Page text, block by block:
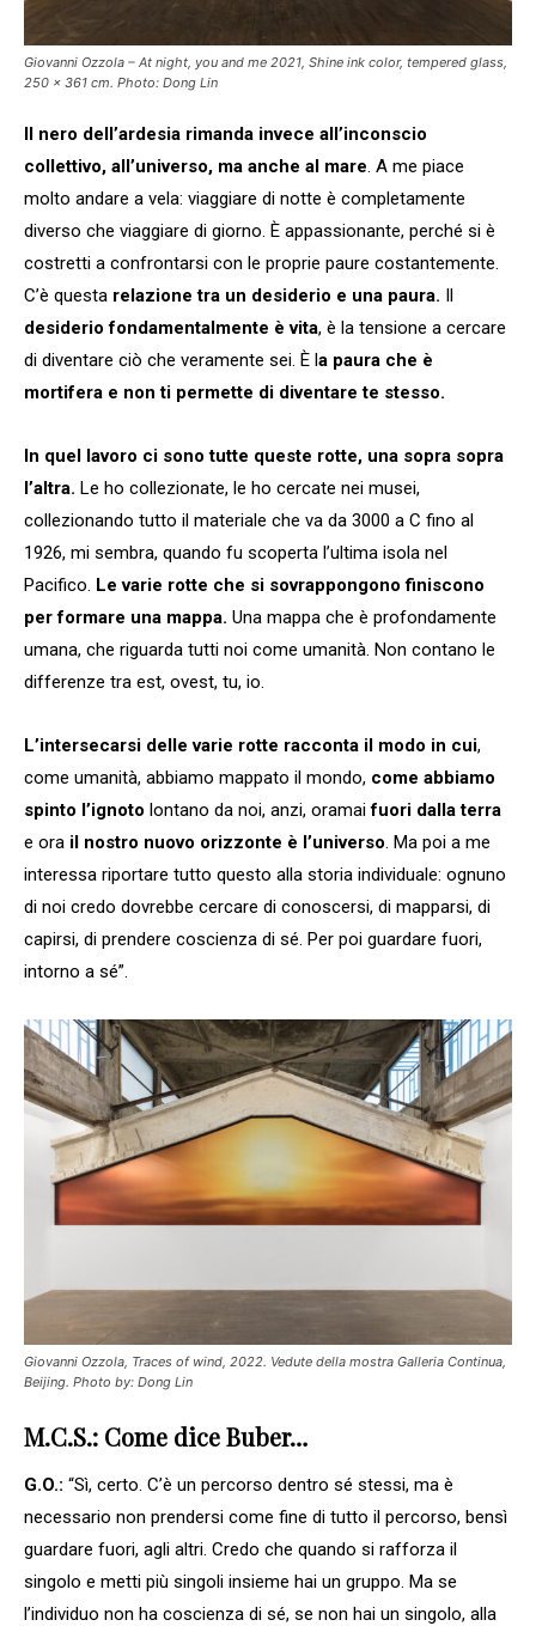
Giovanni Ozzola – At night, you and me 2021, Shine ink color, tempered glass,
250 x 361 cm. Photo: Dong Lin
Il nero dell’ardesia rimanda invece all’inconscio
collettivo, all’universo, ma anche al mare. A me piace
molto andare a vela: viaggiare di notte è completamente
diverso che viaggiare di giorno. È appassionante, perché si è
costretti a confrontarsi con le proprie paure costantemente.
C’è questa relazione tra un desiderio e una paura. Il
desiderio fondamentalmente è vita, è la tensione a cercare
di diventare ciò che veramente sei. È la paura che è
mortifera e non ti permette di diventare te stesso.
In quel lavoro ci sono tutte queste rotte, una sopra sopra
l’altra. Le ho collezionate, le ho cercate nei musei,
collezionando tutto il materiale che va da 3000 a C fino al
1926, mi sembra, quando fu scoperta l’ultima isola nel
Pacifico. Le varie rotte che si sovrappongono finiscono
per formare una mappa. Una mappa che è profondamente
umana, che riguarda tutti noi come umanità. Non contano le
differenze tra est, ovest, tu, io.
L’intersecarsi delle varie rotte racconta il modo in cui,
come umanità, abbiamo mappato il mondo, come abbiamo
spinto l’ignoto lontano da noi, anzi, oramaifuori dalla terra
e ora il nostro nuovo orizzonte è l’universo. Ma poi a me
interessa riportare tutto questo alla storia individuale: ognuno
di noi credo dovrebbe cercare di conoscersi, di mapparsi, di
capirsi, di prendere coscienza di sé. Per poi guardare fuori,
intorno a sé”.
Giovanni Ozzola, Traces of wind, 2022. Vedute della mostra Galleria Continua,
Beijing. Photo by: Dong Lin
M.C.S.: Come dice Buber…
G.O.: “Sì, certo. C’è un percorso dentro sé stessi, ma è
necessario non prendersi come fine di tutto il percorso, bensì
guardare fuori, agli altri. Credo che quando si rafforza il
singolo e metti più singoli insieme hai un gruppo. Ma se
l’individuo non ha coscienza di sé, se non hai un singolo, alla